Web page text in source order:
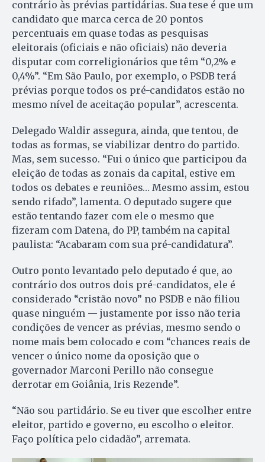
contrário às prévias partidárias. Sua tese é que um
candidato que marca cerca de 20 pontos
percentuais em quase todas as pesquisas
eleitorais (oficiais e não oficiais) não deveria
disputar com correligionários que têm “0,2% e
0,4%”. “Em São Paulo, por exemplo, o PSDB terá
prévias porque todos os pré-candidatos estão no
mesmo nível de aceitação popular”, acrescenta.
Delegado Waldir assegura, ainda, que tentou, de
todas as formas, se viabilizar dentro do partido.
Mas, sem sucesso. “Fui o único que participou da
eleição de todas as zonais da capital, estive em
todos os debates e reuniões… Mesmo assim, estou
sendo rifado”, lamenta. O deputado sugere que
estão tentando fazer com ele o mesmo que
fizeram com Datena, do PP, também na capital
paulista: “Acabaram com sua pré-candidatura”.
Outro ponto levantado pelo deputado é que, ao
contrário dos outros dois pré-candidatos, ele é
considerado “cristão novo” no PSDB e não filiou
quase ninguém — justamente por isso não teria
condições de vencer as prévias, mesmo sendo o
nome mais bem colocado e com “chances reais de
vencer o único nome da oposição que o
governador Marconi Perillo não consegue
derrotar em Goiânia, Iris Rezende”.
“Não sou partidário. Se eu tiver que escolher entre
eleitor, partido e governo, eu escolho o eleitor.
Faço política pelo cidadão”, arremata.